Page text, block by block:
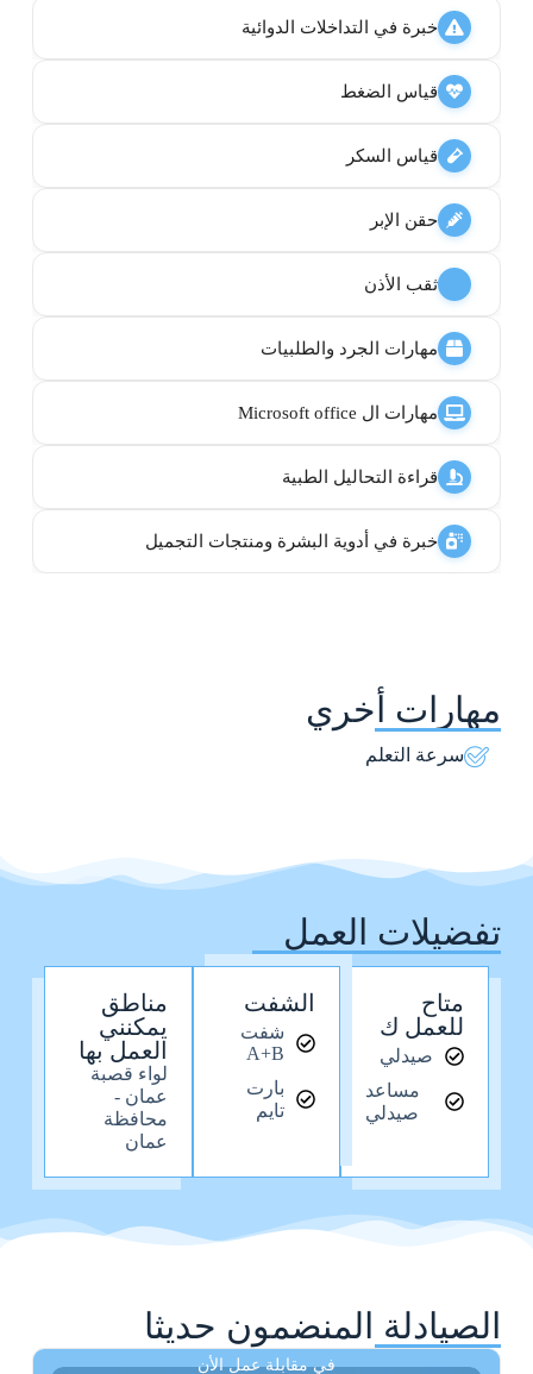
خبرة في التداخلات الدوائية
قياس الضغط
قياس السكر
حقن الإبر
ثقب الأذن
مهارات الجرد والطلبيات
مهارات ال Microsoft office
قراءة التحاليل الطبية
خبرة في أدوية البشرة ومنتجات التجميل
مهارات أخري
سرعة التعلم
تفضيلات العمل
متاح
للعمل ك
صيدلي
مساعد
صيدلي
الشفت
شفت
A+B
بارت
تايم
مناطق
يمكنني
العمل بها
لواء قصبة
عمان -
محافظة
عمان
الصيادلة المنضمون حديثا
في مقابلة عمل الأن